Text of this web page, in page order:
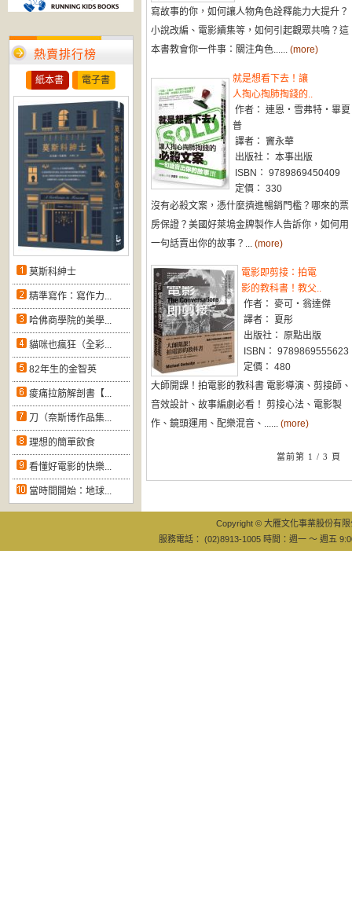
熱賣排行榜
紙本書 電子書
莫斯科紳士
精準寫作：寫作力...
哈佛商學院的美學...
貓咪也瘋狂（全彩...
82年生的金智英
痠痛拉筋解剖書【...
刀（奈斯博作品集...
理想的簡單飲食
看懂好電影的快樂...
當時間開始：地球...
寫故事的你，如何讓人物角色詮釋能力大提升？
小說改編、電影續集等，如何引起觀眾共鳴？這
本書教會你一件事：關注角色...... (more)
就是想看下去！讓
人掏心掏肺掏錢的..
作者： 連恩‧雪弗特‧畢夏
普
譯者： 竇永華
出版社： 本事出版
ISBN： 9789869450409
定價： 330
沒有必殺文案，憑什麼擠進暢銷門檻？哪來的票
房保證？美國好萊塢金牌製作人告訴你，如何用
一句話賣出你的故事？... (more)
電影即剪接：拍電
影的教科書！教父..
作者： 麥可‧翁達傑
譯者： 夏彤
出版社： 原點出版
ISBN： 9789869555623
定價： 480
大師開課！拍電影的教科書 電影導演、剪接師、
音效設計、故事編劇必看！ 剪接心法、電影製
作、鏡頭運用、配樂混音、...... (more)
當前第 1 / 3 頁
Copyright © 大雁文化事業股份有
服務電話： (02)8913-1005 時間：週一 ～ 週五